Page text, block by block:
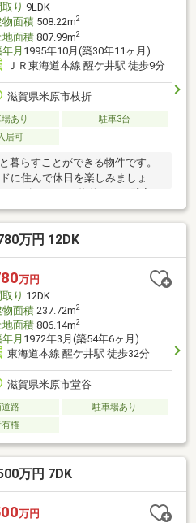
取り 9LDK
物面積508.22m2
地面積807.99m2
月 1995年10月(築30年11ヶ月)
ＪＲ東海道本線 醒ケ井駅 徒歩9分
滋賀県米原市枝折
あり
駐車3台
居可
暮らすことができる物件です。
に住んで休日を楽しみましょ
徒歩9分圏内に立地しています。
れしい中古の戸建て物件です。
方も安心してお問い合わせくだ
万円 12DK
万円
取り 12DK
物面積237.72m2
地面積806.14m2
月 1972年3月(築54年6ヶ月)
東海道本線 醒ケ井駅 徒歩32分
滋賀県米原市堂谷
道路
駐車場あり
有権
万円 7DK
万円